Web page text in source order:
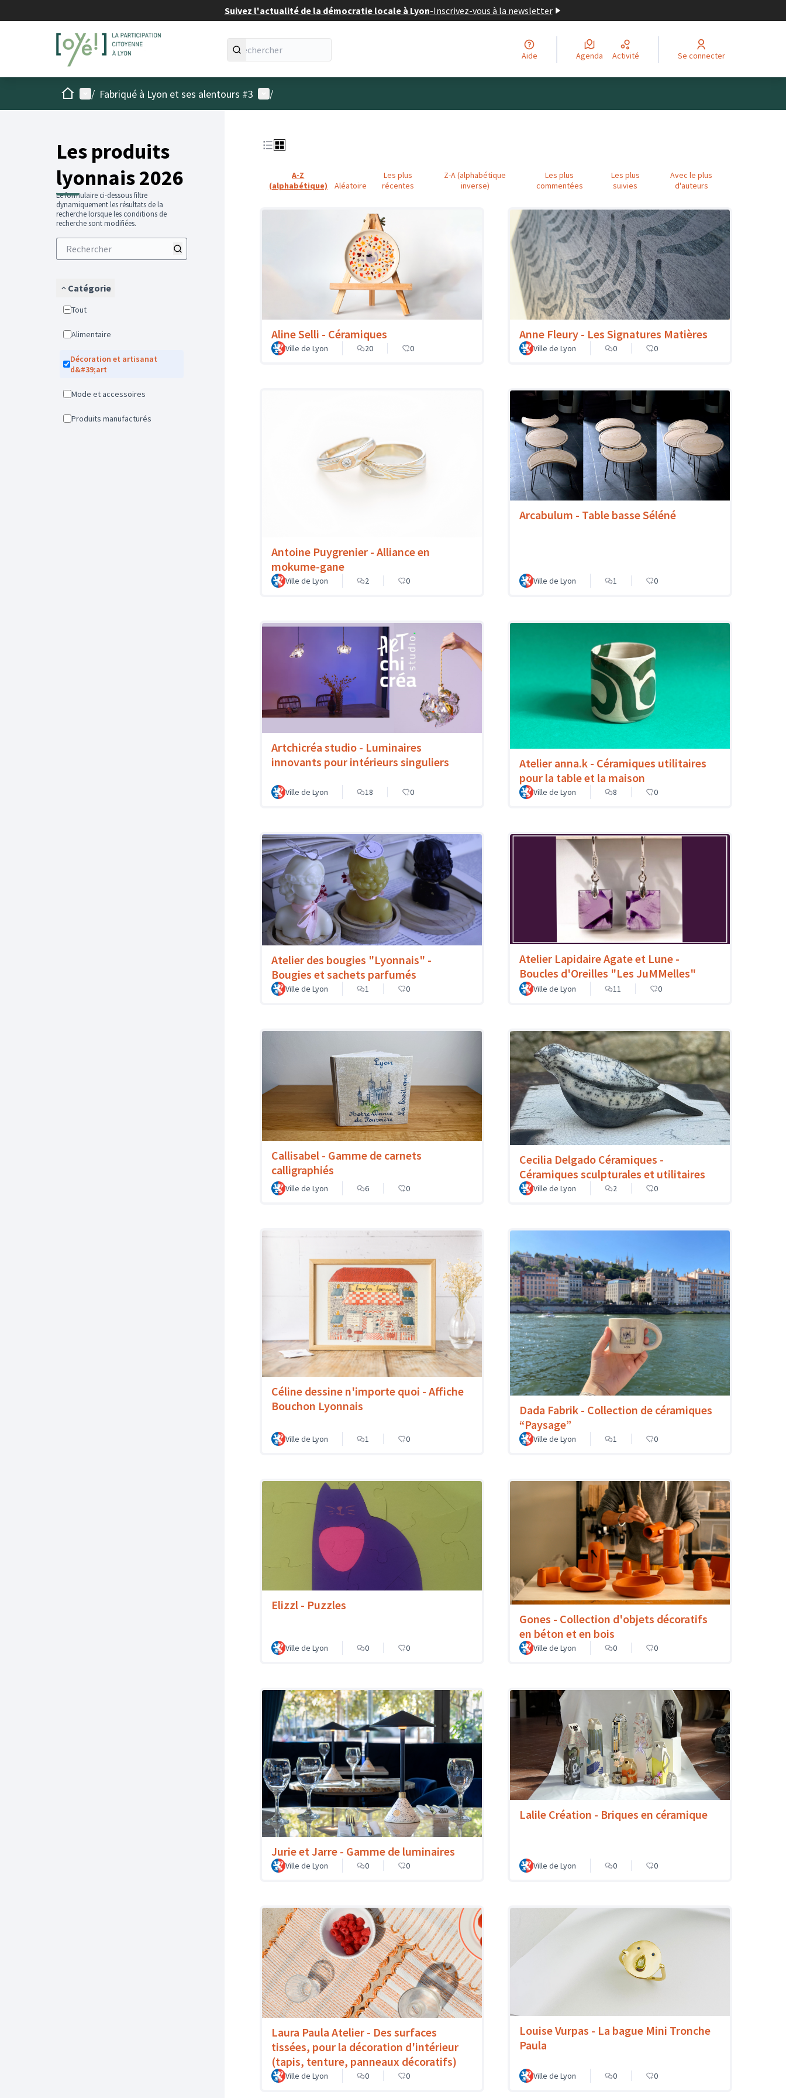
Suivez l'actualité de la démocratie locale à Lyon-Inscrivez-vous à la newsletter
Aide Agenda Activité Se connecter
AccueilMenu principal
/ Fabriqué à Lyon et ses alentours #3 Menu utilisateur
/
Les produits
lyonnais 2026
Le formulaire ci-dessous filtre
dynamiquement les résultats de la
recherche lorsque les conditions de
recherche sont modifiées.
Catégorie
Tout
Alimentaire
Décoration et artisanat
d&#39;art
Mode et accessoires
Produits manufacturés
A-Z
(alphabétique)
Aléatoire
Les plus
récentes
Z-A (alphabétique
inverse)
Les plus
commentées
Les plus
suivies
Avec le plus
d'auteurs
Aline Selli - Céramiques
Ville de Lyon 20 0
Anne Fleury - Les Signatures Matières
Ville de Lyon 0 0
Antoine Puygrenier - Alliance en
mokume-gane
Ville de Lyon 2 0
Arcabulum - Table basse Séléné
Ville de Lyon 1 0
Artchicréa studio - Luminaires
innovants pour intérieurs singuliers
Ville de Lyon 18 0
Atelier anna.k - Céramiques utilitaires
pour la table et la maison
Ville de Lyon 8 0
Atelier des bougies "Lyonnais" -
Bougies et sachets parfumés
Ville de Lyon 1 0
Atelier Lapidaire Agate et Lune -
Boucles d'Oreilles "Les JuMMelles"
Ville de Lyon 11 0
Callisabel - Gamme de carnets
calligraphiés
Ville de Lyon 6 0
Cecilia Delgado Céramiques -
Céramiques sculpturales et utilitaires
Ville de Lyon 2 0
Céline dessine n'importe quoi - Affiche
Bouchon Lyonnais
Ville de Lyon 1 0
Dada Fabrik - Collection de céramiques
“Paysage”
Ville de Lyon 1 0
Elizzl - Puzzles
Ville de Lyon 0 0
Gones - Collection d'objets décoratifs
en béton et en bois
Ville de Lyon 0 0
Jurie et Jarre - Gamme de luminaires
Ville de Lyon 0 0
Lalile Création - Briques en céramique
Ville de Lyon 0 0
Laura Paula Atelier - Des surfaces
tissées, pour la décoration d'intérieur
(tapis, tenture, panneaux décoratifs)
Ville de Lyon 0 0
Louise Vurpas - La bague Mini Tronche
Paula
Ville de Lyon 0 0